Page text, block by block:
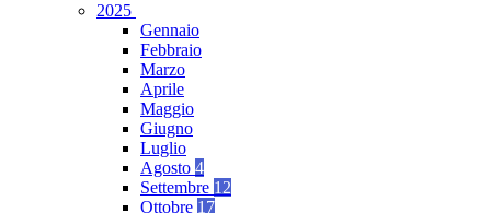
2025
Gennaio
Febbraio
Marzo
Aprile
Maggio
Giugno
Luglio
Agosto 4
Settembre 12
Ottobre 17